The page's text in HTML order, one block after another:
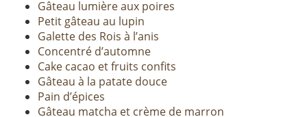
Gâteau lumière aux poires
Petit gâteau au lupin
Galette des Rois à l’anis
Concentré d’automne
Cake cacao et fruits confits
Gâteau à la patate douce
Pain d’épices
Gâteau matcha et crème de marron